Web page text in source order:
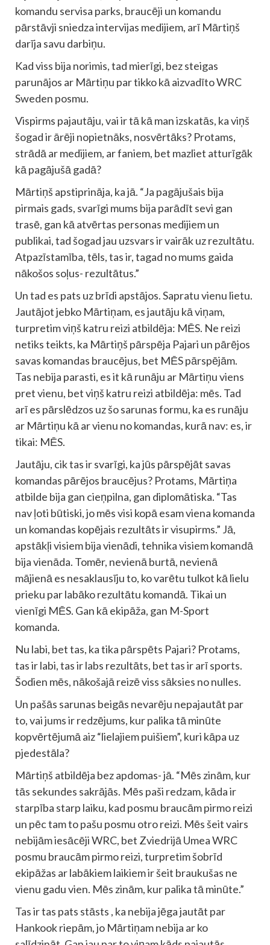
komandu servisa parks, braucēji un komandu
pārstāvji sniedza intervijas medijiem, arī Mārtiņš
darīja savu darbiņu.
Kad viss bija norimis, tad mierīgi, bez steigas
parunājos ar Mārtiņu par tikko kā aizvadīto WRC
Sweden posmu.
Vispirms pajautāju, vai ir tā kā man izskatās, ka viņš
šogad ir ārēji nopietnāks, nosvērtāks? Protams,
strādā ar medijiem, ar faniem, bet mazliet atturīgāk
kā pagājušā gadā?
Mārtiņš apstiprināja, ka jā. “Ja pagājušais bija
pirmais gads, svarīgi mums bija parādīt sevi gan
trasē, gan kā atvērtas personas medijiem un
publikai, tad šogad jau uzsvars ir vairāk uz rezultātu.
Atpazīstamība, tēls, tas ir, tagad no mums gaida
nākošos soļus- rezultātus.”
Un tad es pats uz brīdi apstājos. Sapratu vienu lietu.
Jautājot jebko Mārtiņam, es jautāju kā viņam,
turpretim viņš katru reizi atbildēja: MĒS. Ne reizi
netiks teikts, ka Mārtiņš pārspēja Pajari un pārējos
savas komandas braucējus, bet MĒS pārspējām.
Tas nebija parasti, es it kā runāju ar Mārtiņu viens
pret vienu, bet viņš katru reizi atbildēja: mēs. Tad
arī es pārslēdzos uz šo sarunas formu, ka es runāju
ar Mārtiņu kā ar vienu no komandas, kurā nav: es, ir
tikai: MĒS.
Jautāju, cik tas ir svarīgi, ka jūs pārspējāt savas
komandas pārējos braucējus? Protams, Mārtiņa
atbilde bija gan cieņpilna, gan diplomātiska. “Tas
nav ļoti būtiski, jo mēs visi kopā esam viena komanda
un komandas kopējais rezultāts ir visupirms.” Jā,
apstākļi visiem bija vienādi, tehnika visiem komandā
bija vienāda. Tomēr, nevienā burtā, nevienā
mājienā es nesaklausīju to, ko varētu tulkot kā lielu
prieku par labāko rezultātu komandā. Tikai un
vienīgi MĒS. Gan kā ekipāža, gan M-Sport
komanda.
Nu labi, bet tas, ka tika pārspēts Pajari? Protams,
tas ir labi, tas ir labs rezultāts, bet tas ir arī sports.
Šodien mēs, nākošajā reizē viss sāksies no nulles.
Un pašās sarunas beigās nevarēju nepajautāt par
to, vai jums ir redzējums, kur palika tā minūte
kopvērtējumā aiz “lielajiem puišiem”, kuri kāpa uz
pjedestāla?
Mārtiņš atbildēja bez apdomas- jā. “Mēs zinām, kur
tās sekundes sakrājās. Mēs paši redzam, kāda ir
starpība starp laiku, kad posmu braucām pirmo reizi
un pēc tam to pašu posmu otro reizi. Mēs šeit vairs
nebijām iesācēji WRC, bet Zviedrijā Umea WRC
posmu braucām pirmo reizi, turpretim šobrīd
ekipāžas ar labākiem laikiem ir šeit braukušas ne
vienu gadu vien. Mēs zinām, kur palika tā minūte.”
Tas ir tas pats stāsts , ka nebija jēga jautāt par
Hankook riepām, jo Mārtiņam nebija ar ko